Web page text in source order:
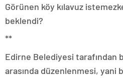
Görünen köy kılavuz
beklendi?
**
Edirne Belediyesi tarafından
arasında düzenlenmesi, yani